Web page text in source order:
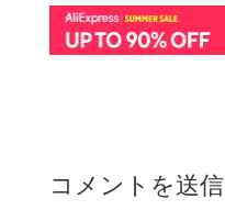
コメントを送信